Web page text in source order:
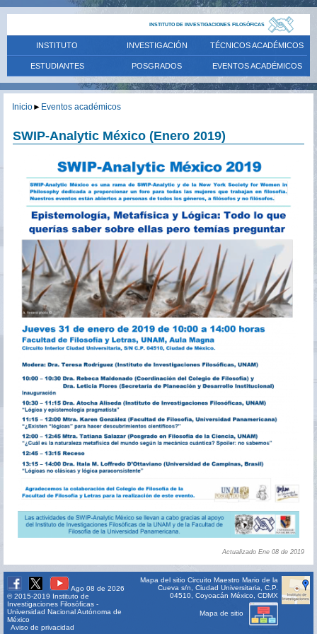
INSTITUTO DE INVESTIGACIONES FILOSÓFICAS
INSTITUTO INVESTIGACIÓN TÉCNICOS ACADÉMICOS
ESTUDIANTES POSGRADOS EVENTOS ACADÉMICOS
Inicio► Eventos académicos
SWIP-Analytic México (Enero 2019)
Actualizado Ene 08 de 2019
Ago 08 de 2026
© 2015-2019 Instituto de
Investigaciones Filosóficas -
Universidad Nacional Autónoma de
México
Aviso de privacidad
Mapa del sitio Circuito Maestro Mario de la
Cueva s/n, Ciudad Universitaria, C.P.
04510, Coyoacán México, CDMX
Mapa de sitio